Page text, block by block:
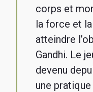
corps et
la force et
atteindre
Gandhi. Le
devenu
une